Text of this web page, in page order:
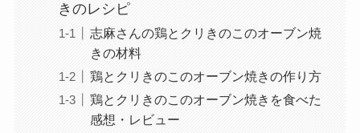
きのレシピ
志麻さんの鶏とクリきのこのオーブン焼
きの材料
鶏とクリきのこのオーブン焼きの作り方
鶏とクリきのこのオーブン焼きを食べた
感想・レビュー